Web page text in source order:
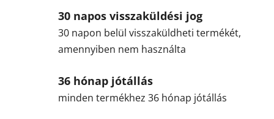
30 napos visszaküldési jog
30 napon belül visszaküldheti termékét,
amennyiben nem használta
36 hónap jótállás
minden termékhez 36 hónap jótállás